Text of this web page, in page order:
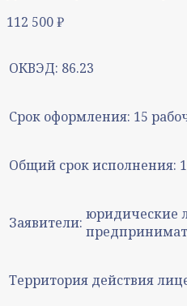
112 500₽
ОКВЭД: 86.23
Срок оформления: 15
Общий срок исполнения:
Заявители: юридические
Территория действия